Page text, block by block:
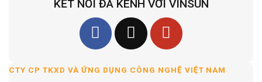
KẾT NỐI ĐA KÊNH VỚI VINSUN
CTY CP TKXD VÀ ỨNG DỤNG CÔNG NGHỆ VIỆT NAM